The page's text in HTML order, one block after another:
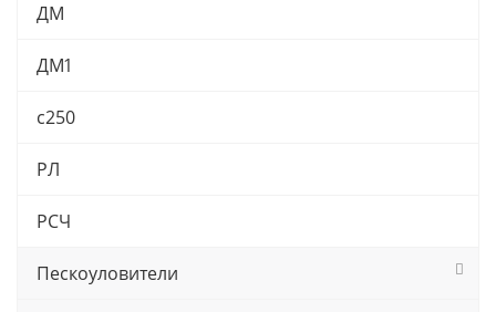
ДМ
ДМ1
с250
РЛ
РСЧ
Пескоуловители